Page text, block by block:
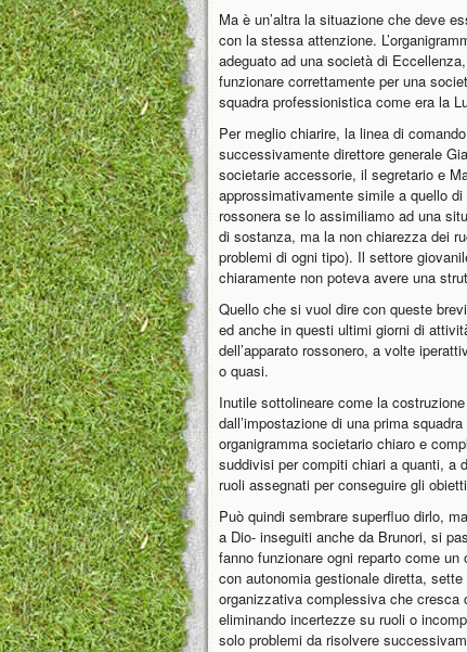
Ma è un’altra la situazione che deve
con la stessa attenzione.
adeguato ad una società di
funzionare correttamente per una
squadra professionistica come era la
Per meglio chiarire, la linea di
successivamente direttore generale
societarie accessorie, il segretario e
approssimativamente simile a quello
rossonera se lo assimiliamo ad una
di sostanza, ma la non chiarezza dei
problemi di ogni tipo). Il settore
chiaramente non poteva avere una
Quello che si vuol dire con queste
ed anche in questi ultimi giorni di
dell’apparato rossonero, a volte
o quasi.
Inutile sottolineare come la
dall’impostazione di una prima
organigramma societario chiaro e
suddivisi per compiti chiari a quanti, a
ruoli assegnati per conseguire gli
Può quindi sembrare superfluo dirlo,
a Dio- inseguiti anche da Brunori, si
fanno funzionare ogni reparto come
con autonomia gestionale diretta,
organizzativa complessiva che cresca
eliminando incertezze su ruoli o
solo problemi da risolvere